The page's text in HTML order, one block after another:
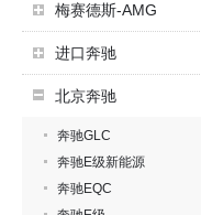
梅赛德斯-AMG
进口奔驰
北京奔驰
奔驰GLC
奔驰E级新能源
奔驰EQC